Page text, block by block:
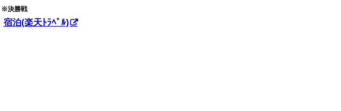
※決勝戦
宿泊(楽天ﾄﾗﾍﾞﾙ)